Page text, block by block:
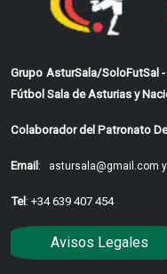
Grupo AsturSala/SoloFutSal
Fútbol Sala de Asturias y
Colaborador del Patronato
Email: astursala@gmail.com y
Tel: +34 639 407 454
Avisos Legales